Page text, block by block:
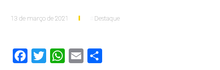
13 de março de 2021 Destaque
FacebookTwitter WhatsApp
Email